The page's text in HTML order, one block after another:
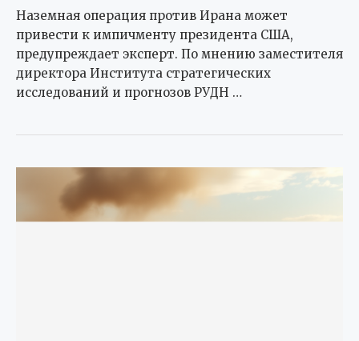
Наземная операция против Ирана может
привести к импичменту президента США,
предупреждает эксперт. По мнению заместителя
директора Института стратегических
исследований и прогнозов РУДН …